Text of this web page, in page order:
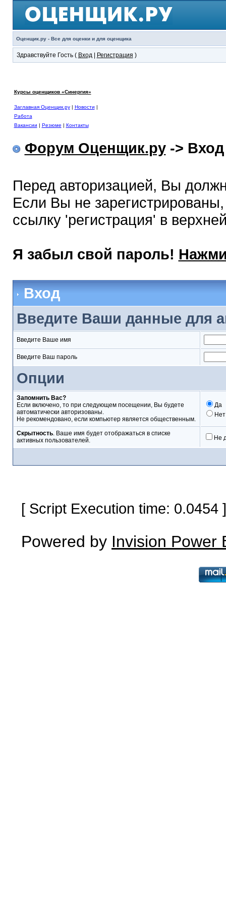
Оценщик.ру - Все для оценки и для оценщика
Здравствуйте Гость ( Вход| Регистрация )
Курсы оценщиков «Синергия»
Заглавная Оценщик.ру| Новости |
Работа
Вакансии | Резюме | Контакты
Форум Оценщик.ру-> Вход
Перед авторизацией, Вы
Если Вы не
ссылку 'регистрация' в
Я забыл свой пароль!
Вход
Введите Ваши данные для
Введите Ваше имя
Введите Ваш пароль
Опции
Запомнить Вас?
Если включено, то при следующем посещении, Вы будете
автоматически авторизованы.
Не рекомендовано, если компьютер является общественным.
Да
Нет
Скрытность. Ваше имя будет отображаться в списке
активных пользователей.
Не
[ Script Execution time:
Powered by Invision Power